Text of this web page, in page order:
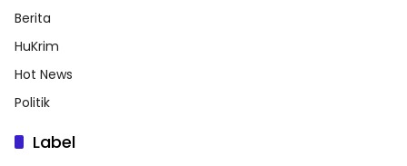
Berita
HuKrim
Hot News
Politik
Label